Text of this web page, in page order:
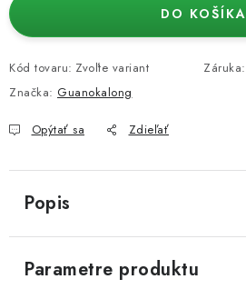
DO KOŠÍKA
Kód tovaru: Zvoľte variant Záruka:
Značka: Guanokalong
Opýtať sa Zdieľať
Popis
Parametre produktu